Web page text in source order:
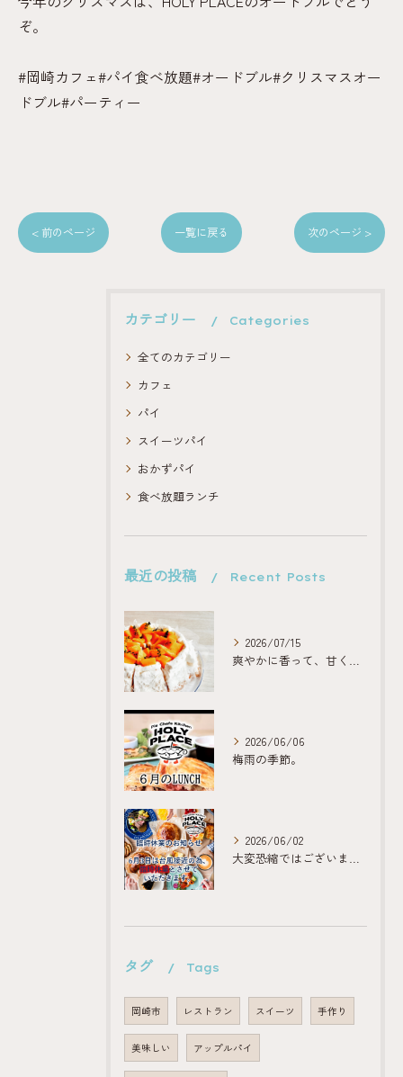
ぞ。
#岡崎カフェ#パイ食べ放題#オードブル#クリスマスオー
ドブル#パーティー
< 前のページ 一覧に戻る 次のページ >
カテゴリー Categories
全てのカテゴリー
カフェ
パイ
スイーツパイ
おかずパイ
食べ放題ランチ
最近の投稿 Recent Posts
2026/07/15
爽やかに香って、甘くほどける。
2026/06/06
梅雨の季節。
2026/06/02
大変恐縮ではございますが、
タグ Tags
岡崎市 レストラン スイーツ 手作り
美味しい アップルパイ